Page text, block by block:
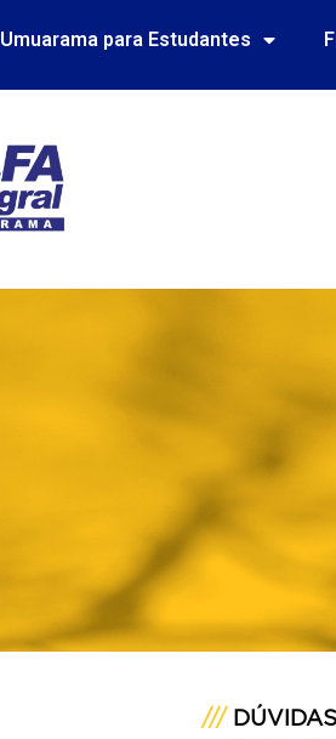
Umuarama para Estudantes
///